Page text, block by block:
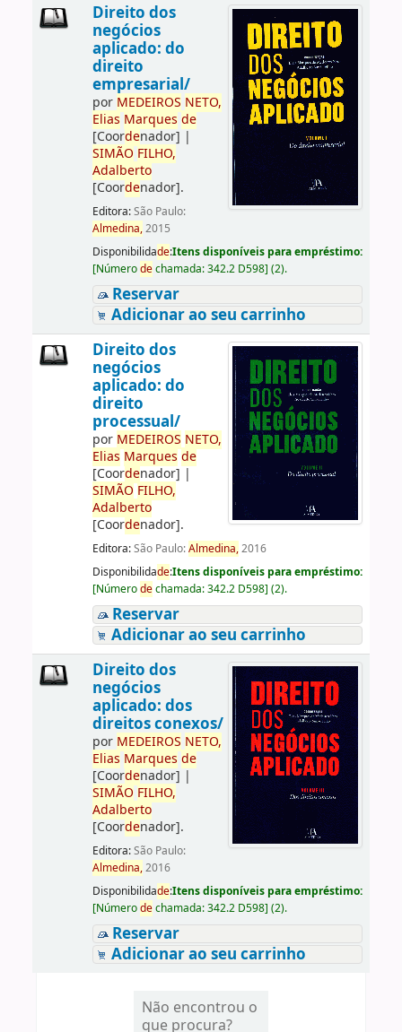
Direito dos
negócios
aplicado: do
direito
empresarial/
por MEDEIROS NETO,
Elias Marques de
[Coordenador] |
SIMÃO FILHO,
Adalberto
[Coordenador].
Editora:São Paulo:
Almedina,2015
Disponibilidade:Itens disponíveis para empréstimo:
[Númerodechamada:342.2 D598] (2).
Reservar
Adicionar ao seu carrinho
Direito dos
negócios
aplicado: do
direito
processual/
por MEDEIROS NETO,
Elias Marques de
[Coordenador] |
SIMÃO FILHO,
Adalberto
[Coordenador].
Editora:São Paulo:Almedina,2016
Disponibilidade:Itens disponíveis para empréstimo:
[Númerodechamada:342.2 D598] (2).
Reservar
Adicionar ao seu carrinho
Direito dos
negócios
aplicado: dos
direitos conexos/
por MEDEIROS NETO,
Elias Marques de
[Coordenador] |
SIMÃO FILHO,
Adalberto
[Coordenador].
Editora:São Paulo:
Almedina,2016
Disponibilidade:Itens disponíveis para empréstimo:
[Númerodechamada:342.2 D598] (2).
Reservar
Adicionar ao seu carrinho
Não encontrou o
que procura?